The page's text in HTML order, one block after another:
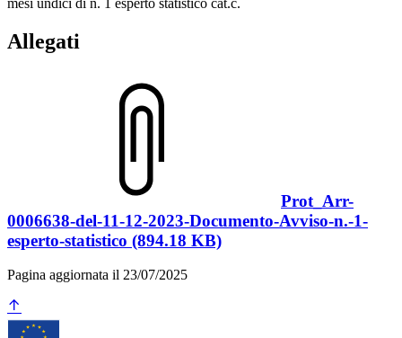
Allegati
Prot_Arr-
0006638-del-11-12-2023-Documento-Avviso-n.-1-
esperto-statistico (894.18 KB)
Pagina aggiornata il 23/07/2025